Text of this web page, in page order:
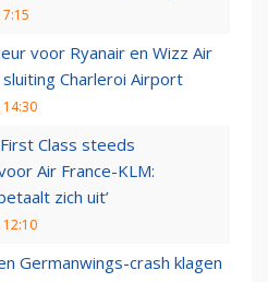
voor Ryanair en Wizz Air
Charleroi Airport
Class steeds
Air France-KLM:
zich uit’
Germanwings-crash klagen